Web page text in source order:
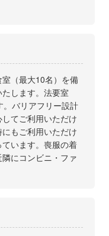
（最大10名）を備
します。法要室
。バリアフリー設計
てご利用いただけ
もご利用いただけ
います。喪服の着
にコンビニ・ファ